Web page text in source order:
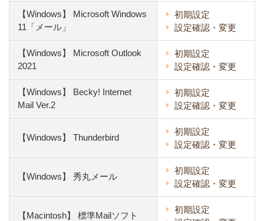
【Windows】 Microsoft Windows
11「メール」
初期設定
設定確認・変更
【Windows】 Microsoft Outlook
2021
初期設定
設定確認・変更
【Windows】 Becky! Internet
Mail Ver.2
初期設定
設定確認・変更
【Windows】 Thunderbird
初期設定
設定確認・変更
【Windows】 秀丸メール
初期設定
設定確認・変更
【Macintosh】 標準Mailソフト
初期設定